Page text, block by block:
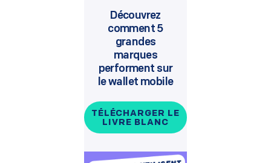
Découvrez
comment 5
grandes
marques
performent sur
le wallet mobile
TÉLÉCHARGER LE
LIVRE BLANC